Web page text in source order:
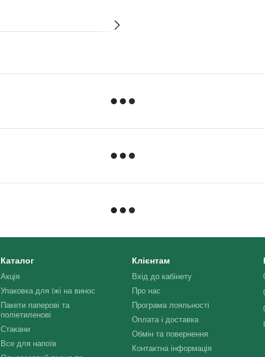
Каталог
Акція
Упаковка для їжі на винос
Пакети паперові та
поліетиленові
Стакани
Все для напоїв
Клієнтам
Вхід до кабінету
Про нас
Програма лояльності
Оплата і доставка
Обмін та повернення
Контактна інформація